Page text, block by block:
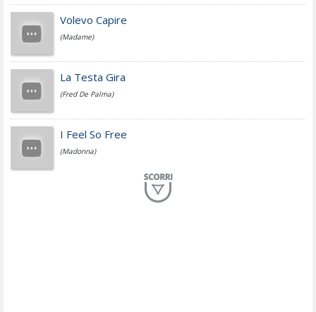
Jovanotti
Fedez
Simone Cristicchi
Volevo Capire
(Madame)
La Testa Gira
(Fred De Palma)
I Feel So Free
(Madonna)